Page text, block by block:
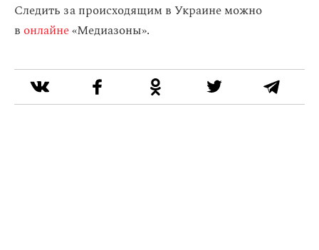
Следить за происходящим в Украине можно
в онлайне«Медиазоны».